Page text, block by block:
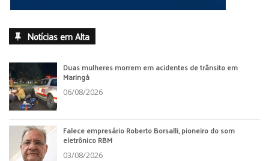
Notícias em Alta
Duas mulheres morrem em acidentes de trânsito em
Maringá
06/08/2026
Falece empresário Roberto Borsalli, pioneiro do som
eletrônico RBM
03/08/2026